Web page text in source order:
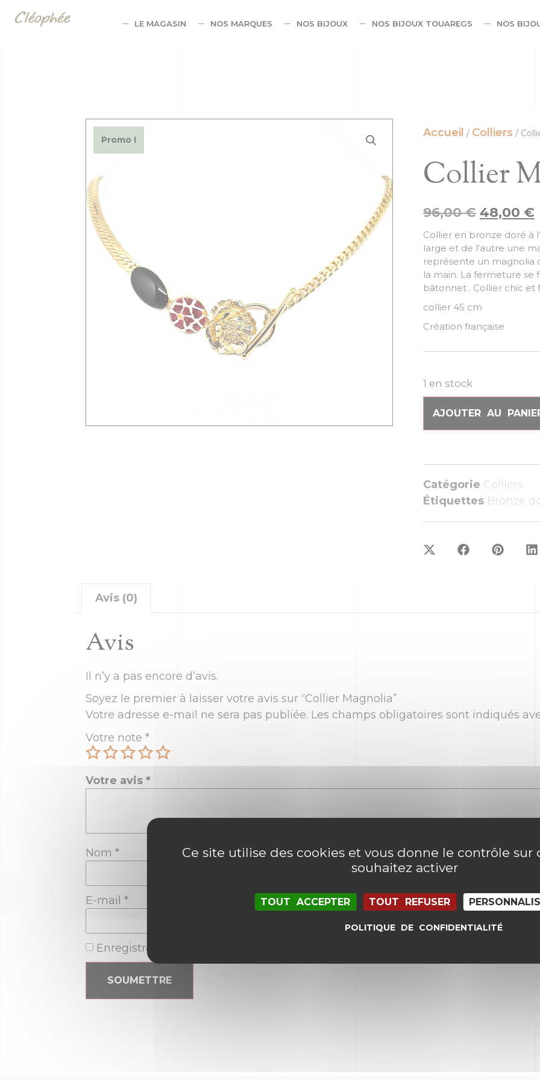
LE MAGASIN NOS MARQUES NOS BIJOUX NOS BIJOUX TOUAREGS NOS
Promo !
Accueil / Colliers /
Collier
96,00€ 48,00 €
Collier en bronze doré à
large et de l’autre une
représente un magnolia
la main. La fermeture se
bâtonnet . Collier chic et
collier 45 cm
Création française
1 en stock
AJOUTER AU
Catégorie Colliers
Étiquettes Bronze
Avis (0)
Avis
Il n’y a pas encore d’avis.
Soyez le premier à laisser votre avis sur “Collier Magnolia”
Votre adresse e-mail ne sera pas publiée. Les champs obligatoires sont indiqués
Votre note *
Votre avis *
Nom *
E-mail *
Enregistrer mon nom, mon e-mail et mon site dans le navigateur pour mon
Ce site utilise des cookies et vous donne le contrôle sur
souhaitez activer
TOUT ACCEPTER TOUT REFUSER
POLITIQUE DE CONFIDENTIALITÉ